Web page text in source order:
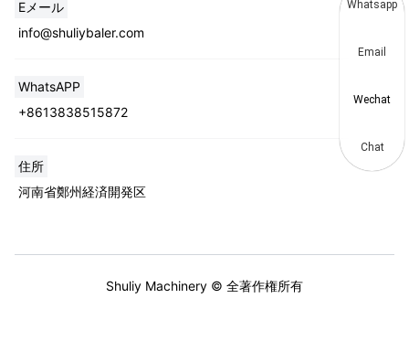
Eメール
info@shuliybaler.com
WhatsAPP
+8613838515872
住所
河南省鄭州経済開発区
Shuliy Machinery © 全著作権所有
Whatsapp
Email
Wechat
Chat